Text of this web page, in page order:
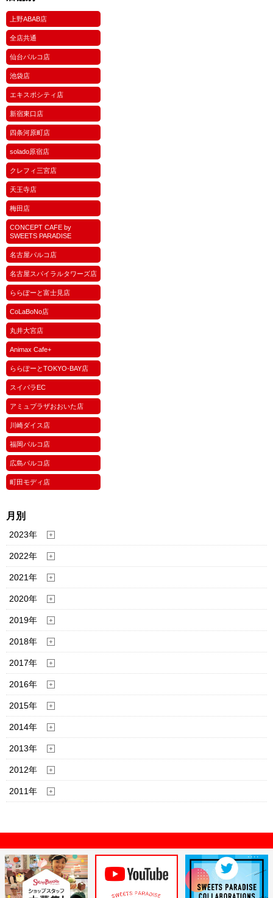
上野ABAB店
全店共通
仙台パルコ店
池袋店
エキスポシティ店
新宿東口店
四条河原町店
solado原宿店
クレフィ三宮店
天王寺店
梅田店
CONCEPT CAFE by
SWEETS PARADISE
名古屋パルコ店
名古屋スパイラルタワーズ店
ららぽーと富士見店
CoLaBoNo店
丸井大宮店
Animax Cafe+
ららぽーとTOKYO-BAY店
スイパラEC
アミュプラザおおいた店
川崎ダイス店
福岡パルコ店
広島パルコ店
町田モディ店
月別
2023年
2022年
2021年
2020年
2019年
2018年
2017年
2016年
2015年
2014年
2013年
2012年
2011年